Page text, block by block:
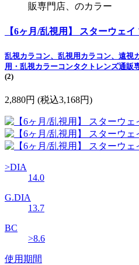
販専門店、のカラー
【6ヶ月/乱視用】 スターウェ
乱視カラコン、乱視用カラコン、遠視
用・乱視カラーコンタクトレンズ通販
(2)
2,880円 (税込3,168円)
>DIA
14.0
G.DIA
13.7
BC
>8.6
使用期間